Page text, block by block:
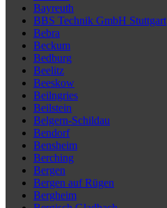
Bayreuth
BBS Technik GmbH Stuttgart
Bebra
Beckum
Bedburg
Beelitz
Beeskow
Beilngries
Beilstein
Belgern-Schildau
Bendorf
Bensheim
Berching
Bergen
Bergen auf Rügen
Bergheim